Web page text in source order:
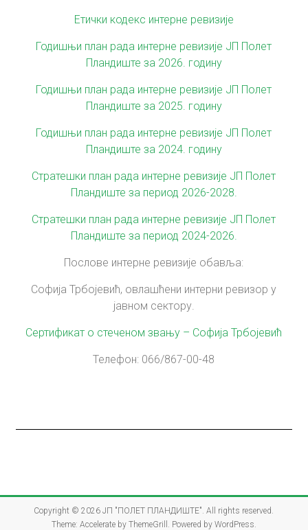
Етички кодекс интерне ревизије
Годишњи план рада интерне ревизије ЈП Полет
Пландиште за 2026. годину
Годишњи план рада интерне ревизије ЈП Полет
Пландиште за 2025. годину
Годишњи план рада интерне ревизије ЈП Полет
Пландиште за 2024. годину
Стратешки план рада интерне ревизије ЈП Полет
Пландиште за период 2026-2028.
Стратешки план рада интерне ревизије ЈП Полет
Пландиште за период 2024-2026.
Послове интерне ревизије обавља:
Софија Трбојевић, овлашћени интерни ревизор у
јавном сектору.
Сертификат о стеченом звању – Софија Трбојевић
Телефон: 066/867-00-48
Copyright © 2026ЈП "ПОЛЕТ ПЛАНДИШТЕ". All rights reserved.
Theme: Accelerateby ThemeGrill. Powered by WordPress.